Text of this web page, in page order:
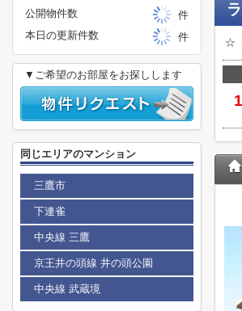
☆
公開物件数
件
本日の更新件数
件
▼ご希望のお部屋をお探しします
同じエリアのマンション
三鷹市
下連雀
中央線 三鷹
京王井の頭線 井の頭公園
中央線 武蔵境